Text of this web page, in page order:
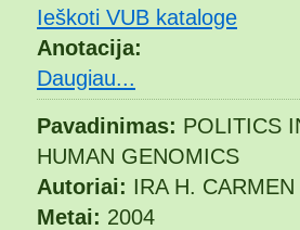
Ieškoti VUB kataloge
Anotacija:
Daugiau...
Pavadinimas: POLITICS
HUMAN GENOMICS
Autoriai: IRA H. CARMEN
Metai: 2004